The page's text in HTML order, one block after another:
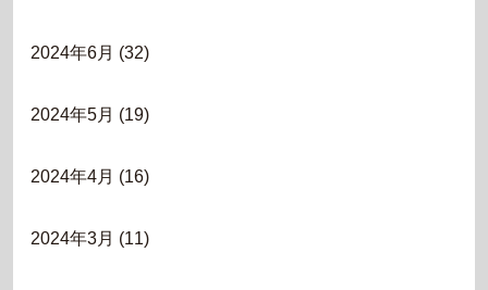
2024年6月 (32)
2024年5月 (19)
2024年4月 (16)
2024年3月 (11)